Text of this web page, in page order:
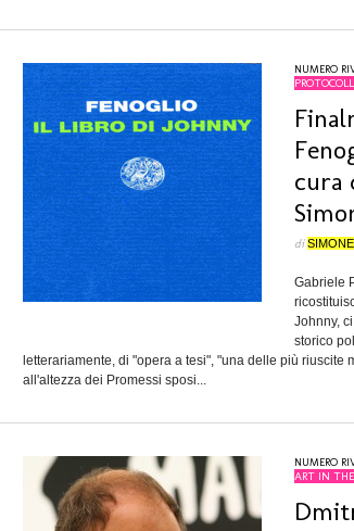
NUMERO
cura
di
Gabriele
Johnny,
storico
letterariamente, di "opera a tesi", "una delle più
all'altezza dei Promessi sposi...
NUMERO
ART IN